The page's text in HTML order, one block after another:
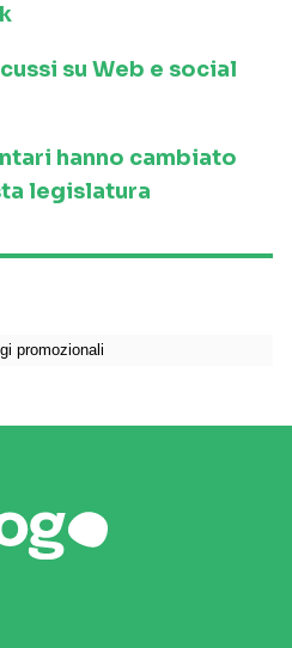
su Web e social
hanno cambiato
legislatura